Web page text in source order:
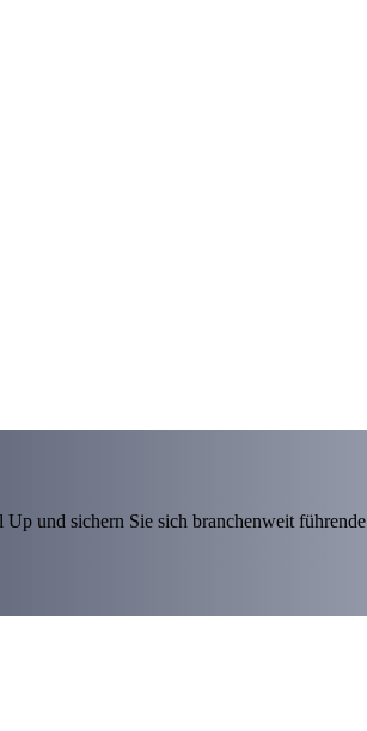
und sichern Sie sich branchenweit führende